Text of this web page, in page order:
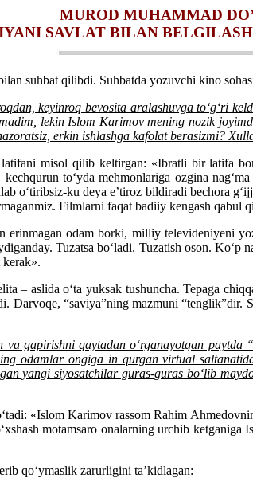
MUROD MUHAMMAD
SAVLAT BILAN
suhbat qilibdi. Suhbatda yozuvchi kino
keyinroq bevosita aralashuvga to‘g‘ri
lekin Islom Karimov mening nozik
erkin ishlashga kafolat berasizmi?
misol qilib keltirgan: «Ibratli bir latifa
to‘yda mehmonlariga ozgina
o‘tiribsiz-ku deya e’tiroz bildiradi bechora
Filmlarni faqat badiiy kengash qabul
erinmagan odam borki, milliy televideniyeni
Tuzatsa bo‘ladi. Tuzatish oson.
– aslida o‘ta yuksak tushuncha. Tepaga
“saviya”ning mazmuni “tenglik”dir.
gapirishni qaytadan o‘rganayotgan
odamlar ongiga in qurgan virtual
yangi siyosatchilar guras-guras bo‘lib
«Islom Karimov rassom Rahim
motamsaro onalarning urchib
qo‘ymaslik zarurligini ta’kidlagan: